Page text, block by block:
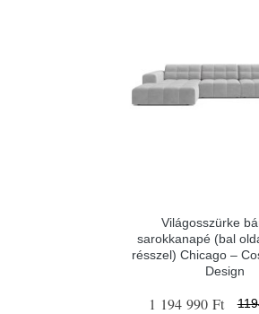
Világosszürke
sarokkanapé (bal
résszel) Chicago –
Design
1 194 990 Ft